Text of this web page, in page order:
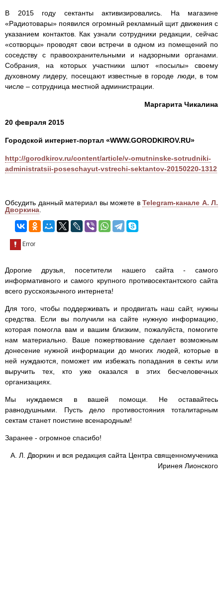
В 2015 году сектанты активизировались. На магазине
«Радиотовары» появился огромный рекламный щит движения с
указанием контактов. Как узнали сотрудники редакции, сейчас
«сотворцы» проводят свои встречи в одном из помещений по
соседству с правоохранительными и надзорными органами.
Собрания, на которых участники шлют «посылы» своему
духовному лидеру, посещают известные в городе люди, в том
числе – сотрудница местной администрации.
Маргарита Чикалина
20 февраля 2015
Городской интернет-портал «WWW.GORODKIROV.RU»
http://gorodkirov.ru/content/article/v-omutninske-sotrudniki-
administratsii-poseschayut-vstrechi-sektantov-20150220-1312
Обсудить данный материал вы можете в Telegram-канале А. Л.
Дворкина
Дорогие друзья, посетители нашего сайта - самого
информативного и самого крупного противосектантского сайта
всего русскоязычного интернета!
Для того, чтобы поддерживать и продвигать наш сайт, нужны
средства. Если вы получили на сайте нужную информацию,
которая помогла вам и вашим близким, пожалуйста, помогите
нам материально. Ваше пожертвование сделает возможным
донесение нужной информации до многих людей, которые в
ней нуждаются, поможет им избежать попадания в секты или
выручить тех, кто уже оказался в этих бесчеловечных
организациях.
Мы нуждаемся в вашей помощи. Не оставайтесь
равнодушными. Пусть дело противостояния тоталитарным
сектам станет поистине всенародным!
Заранее - огромное спасибо!
А. Л. Дворкин и вся редакция сайта Центра священномученика
Иринея Лионского